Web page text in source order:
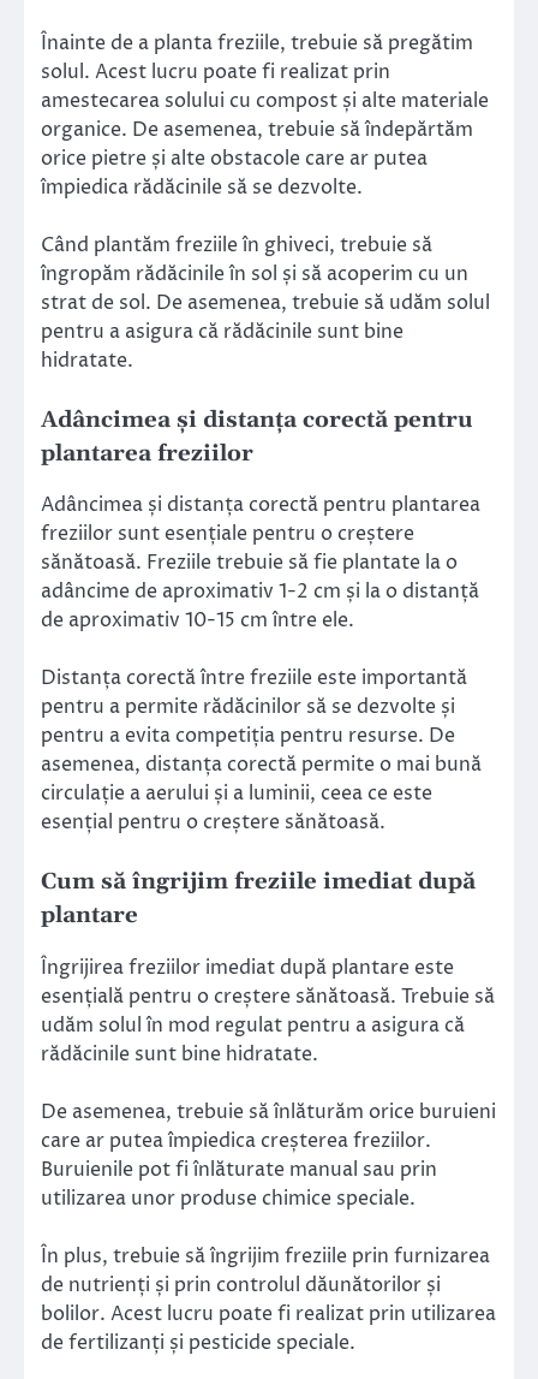
Înainte de a planta freziile, trebuie să pregătim
solul. Acest lucru poate fi realizat prin
amestecarea solului cu compost și alte materiale
organice. De asemenea, trebuie să îndepărtăm
orice pietre și alte obstacole care ar putea
împiedica rădăcinile să se dezvolte.
Când plantăm freziile în ghiveci, trebuie să
îngropăm rădăcinile în sol și să acoperim cu un
strat de sol. De asemenea, trebuie să udăm solul
pentru a asigura că rădăcinile sunt bine
hidratate.
Adâncimea și distanța corectă pentru
plantarea freziilor
Adâncimea și distanța corectă pentru plantarea
freziilor sunt esențiale pentru o creștere
sănătoasă. Freziile trebuie să fie plantate la o
adâncime de aproximativ 1-2 cm și la o distanță
de aproximativ 10-15 cm între ele.
Distanța corectă între freziile este importantă
pentru a permite rădăcinilor să se dezvolte și
pentru a evita competiția pentru resurse. De
asemenea, distanța corectă permite o mai bună
circulație a aerului și a luminii, ceea ce este
esențial pentru o creștere sănătoasă.
Cum să îngrijim freziile imediat după
plantare
Îngrijirea freziilor imediat după plantare este
esențială pentru o creștere sănătoasă. Trebuie să
udăm solul în mod regulat pentru a asigura că
rădăcinile sunt bine hidratate.
De asemenea, trebuie să înlăturăm orice buruieni
care ar putea împiedica creșterea freziilor.
Buruienile pot fi înlăturate manual sau prin
utilizarea unor produse chimice speciale.
În plus, trebuie să îngrijim freziile prin furnizarea
de nutrienți și prin controlul dăunătorilor și
bolilor. Acest lucru poate fi realizat prin utilizarea
de fertilizanți și pesticide speciale.